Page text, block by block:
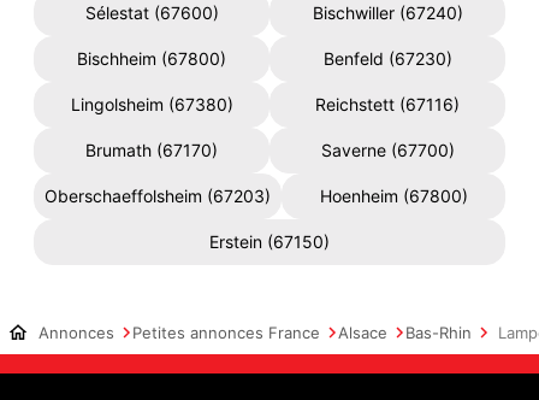
Sélestat (67600) Bischwiller (67240)
Bischheim (67800) Benfeld (67230)
Lingolsheim (67380) Reichstett (67116)
Brumath (67170) Saverne (67700)
Oberschaeffolsheim (67203) Hoenheim (67800)
Erstein (67150)
Annonces Petites annonces France Alsace Bas-Rhin